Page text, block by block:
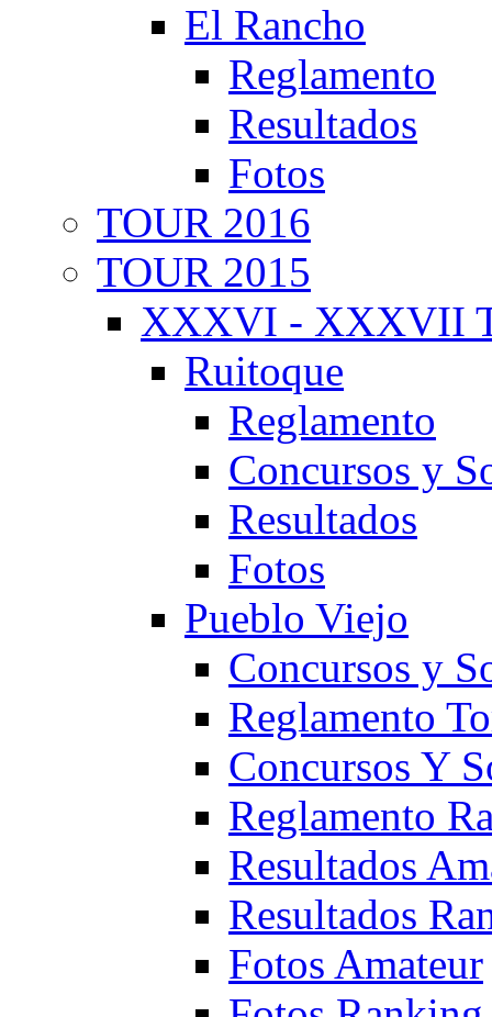
El Rancho
Reglamento
Resultados
Fotos
TOUR 2016
TOUR 2015
XXXVI - XXXVII
Ruitoque
Reglamento
Concursos y
Resultados
Fotos
Pueblo Viejo
Concursos y
Reglamento
Concursos Y
Reglamento
Resultados
Resultados
Fotos Amateur